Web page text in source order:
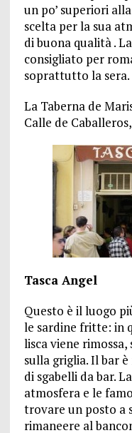
un po’ superiori
scelta per la sua
di buona qualità .
consigliato per
soprattutto la sera.
La Taberna de
Calle de
Tasca Angel
Questo è il luogo
le sardine fritte: in
lisca viene
sulla griglia. Il bar
di sgabelli da bar.
atmosfera e le
trovare un posto a
rimaneere al